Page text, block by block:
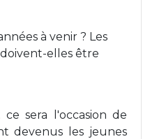
à venir ? Les
elles être
ce sera l'occasion de
devenus les jeunes